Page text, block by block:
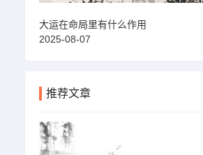
大运在命局里有什么作用
2025-08-07
推荐文章